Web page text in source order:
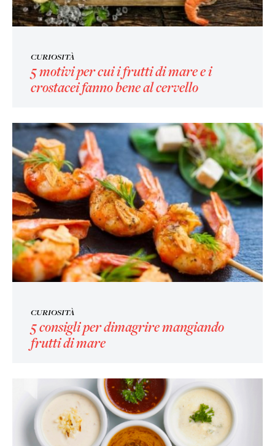
CURIOSITÀ
5 motivi per cui i frutti di mare e i
crostacei fanno bene al cervello
CURIOSITÀ
5 consigli per dimagrire mangiando
frutti di mare